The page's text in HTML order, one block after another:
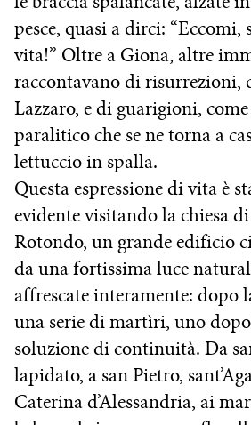
pesce, quasi a dirci:
vita!” Oltre a Giona, altre
raccontavano di risurrezioni,
Lazzaro, e di guarigioni,
paralitico che se ne torna a
lettuccio in spalla.
Questa espressione di vita è
evidente visitando la chiesa
Rotondo, un grande edificio
da una fortissima luce
affrescate interamente: dopo
una serie di martìri, uno dopo
soluzione di continuità. Da
lapidato, a san Pietro,
Caterina d’Alessandria, ai